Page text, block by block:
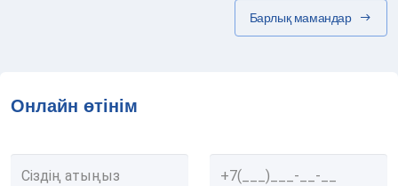
Барлық мамандар
Онлайн өтінім